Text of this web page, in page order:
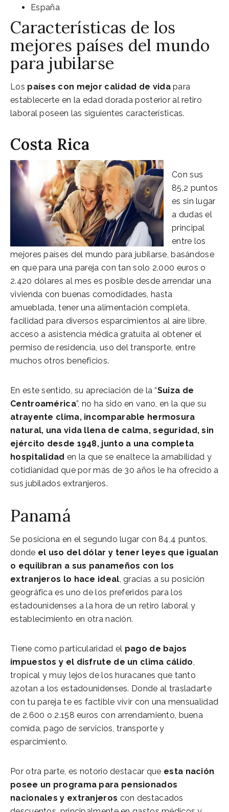
España
Características de los
mejores países del mundo
para jubilarse
Los países con mejor calidad de vidapara
establecerte en la edad dorada posterior al retiro
laboral poseen las siguientes características.
Costa Rica
Con sus
85,2 puntos
es sin lugar
a dudas el
principal
entre los
mejores países del mundo para jubilarse, basándose
en que para una pareja con tan solo 2.000 euros o
2.420 dólares al mes es posible desde arrendar una
vivienda con buenas comodidades, hasta
amueblada, tener una alimentación completa,
facilidad para diversos esparcimientos al aire libre,
acceso a asistencia médica gratuita al obtener el
permiso de residencia, uso del transporte, entre
muchos otros beneficios.
En este sentido, su apreciación de la “Suiza de
Centroamérica”, no ha sido en vano, en la que su
atrayente clima, incomparable hermosura
natural, una vida llena de calma, seguridad, sin
ejército desde 1948, junto a una completa
hospitalidad en la que se enaltece la amabilidad y
cotidianidad que por más de 30 años le ha ofrecido a
sus jubilados extranjeros.
Panamá
Se posiciona en el segundo lugar con 84,4 puntos,
donde el uso del dólar y tener leyes que igualan
o equilibran a sus panameños con los
extranjeros lo hace ideal, gracias a su posición
geográfica es uno de los preferidos para los
estadounidenses a la hora de un retiro laboral y
establecimiento en otra nación.
Tiene como particularidad el pago de bajos
impuestos y el disfrute de un clima cálido,
tropical y muy lejos de los huracanes que tanto
azotan a los estadounidenses. Donde al trasladarte
con tu pareja te es factible vivir con una mensualidad
de 2.600 o 2.158 euros con arrendamiento, buena
comida, pago de servicios, transporte y
esparcimiento.
Por otra parte, es notorio destacar que esta nación
posee un programa para pensionados
nacionales y extranjeros con destacados